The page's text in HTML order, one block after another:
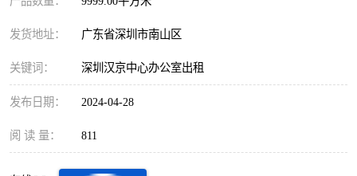
发货地址： 广东省深圳市南山区
关键词： 深圳汉京中心办公室出租
发布日期： 2024-04-28
阅 读 量： 811
中心区
南山区 西丽
深圳超级总部基地 后海